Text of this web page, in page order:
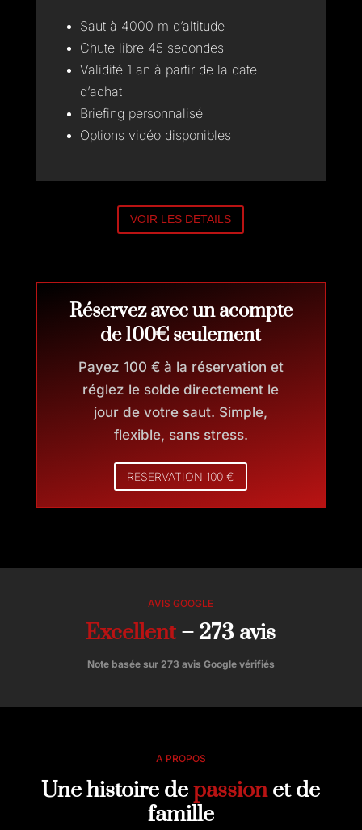
Saut à 4000 m d’altitude
Chute libre 45 secondes
Validité 1 an à partir de la date
d’achat
Briefing personnalisé
Options vidéo disponibles
VOIR LES DETAILS
Réservez avec un acompte
de 100€ seulement
Payez 100 € à la réservation et
réglez le solde directement le
jour de votre saut. Simple,
flexible, sans stress.
RESERVATION 100 €
AVIS GOOGLE
Excellent– 273 avis
Note basée sur 273 avis Google vérifiés
A PROPOS
Une histoire depassionet de
famille